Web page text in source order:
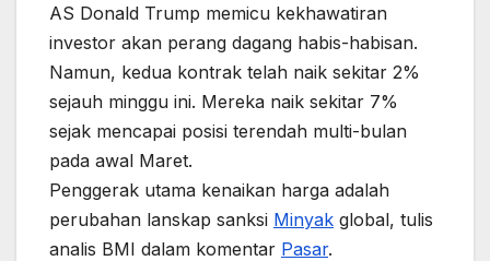
AS Donald Trump memicu kekhawatiran
investor akan perang dagang habis-habisan.
Namun, kedua kontrak telah naik sekitar 2%
sejauh minggu ini. Mereka naik sekitar 7%
sejak mencapai posisi terendah multi-bulan
pada awal Maret.
Penggerak utama kenaikan harga adalah
perubahan lanskap sanksi Minyak global, tulis
analis BMI dalam komentar Pasar.